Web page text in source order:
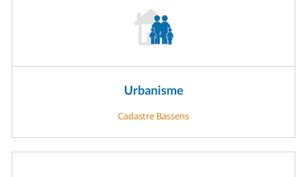
Urbanisme
Cadastre Bassens